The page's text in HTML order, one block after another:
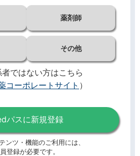
薬剤師
その他
ではない方はこちら
コーポレートサイト ）
パスに新規登録
ンツ・機能のご利用には、
登録が必要です。